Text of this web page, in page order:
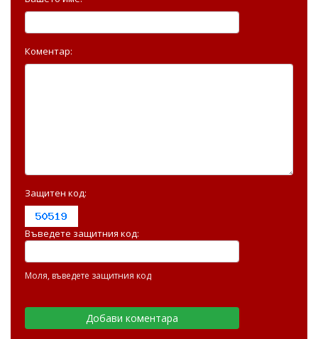
Коментар:
Защитен код:
Въведете защитния код:
Моля, въведете защитния код